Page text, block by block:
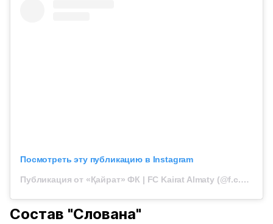
Посмотреть эту публикацию в Instagram
Публикация от «Қайрат» ФК | FC Kairat Almaty (@f.c.kairat)
Состав "Слована"